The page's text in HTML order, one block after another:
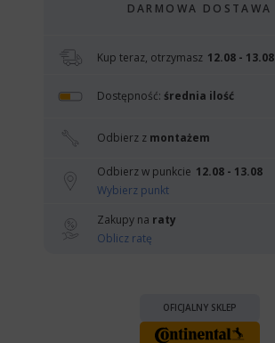
DARMOWA DOSTAWA
Kup teraz, otrzymasz 12.08 - 13.08
Dostępność: średnia ilość
Odbierz z montażem
Odbierz w punkcie 12.08 - 13.08
Wybierz punkt
Zakupy na raty
Oblicz ratę
OFICJALNY SKLEP